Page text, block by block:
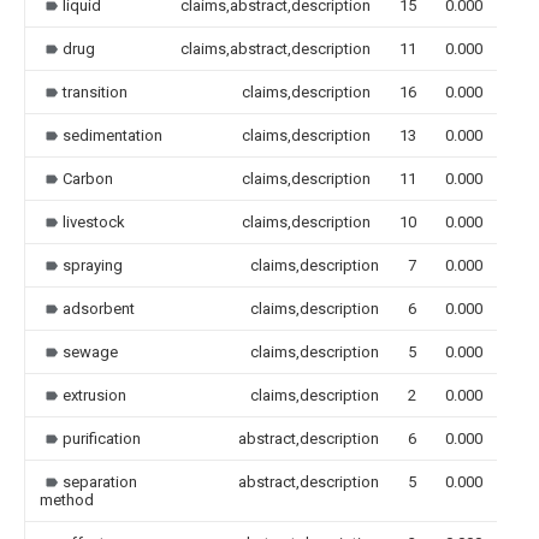
liquid claims,abstract,description 15 0.000
drug claims,abstract,description 11 0.000
transition claims,description 16 0.000
sedimentation claims,description 13 0.000
Carbon claims,description 11 0.000
livestock claims,description 10 0.000
spraying claims,description 7 0.000
adsorbent claims,description 6 0.000
sewage claims,description 5 0.000
extrusion claims,description 2 0.000
purification abstract,description 6 0.000
separation
method
abstract,description 5 0.000